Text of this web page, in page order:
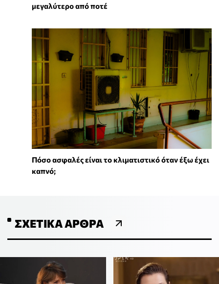
μεγαλύτερο από ποτέ
Πόσο ασφαλές είναι το κλιματιστικό όταν έξω έχει
καπνό;
ΣΧΕΤΙΚΆ ΆΡΘΡΑ